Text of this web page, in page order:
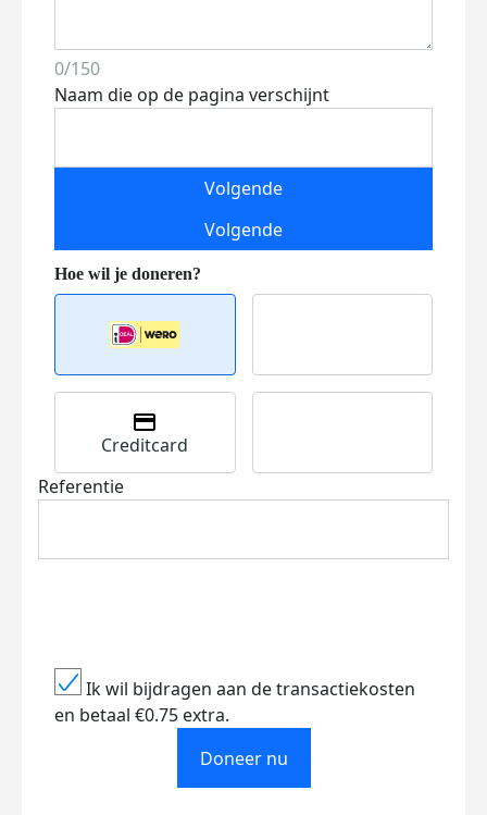
0/150
Naam die op de pagina verschijnt
Volgende
Volgende
Creditcard
Referentie
Ik wil bijdragen aan de transactiekosten
en betaal €0.75 extra.
Doneer nu